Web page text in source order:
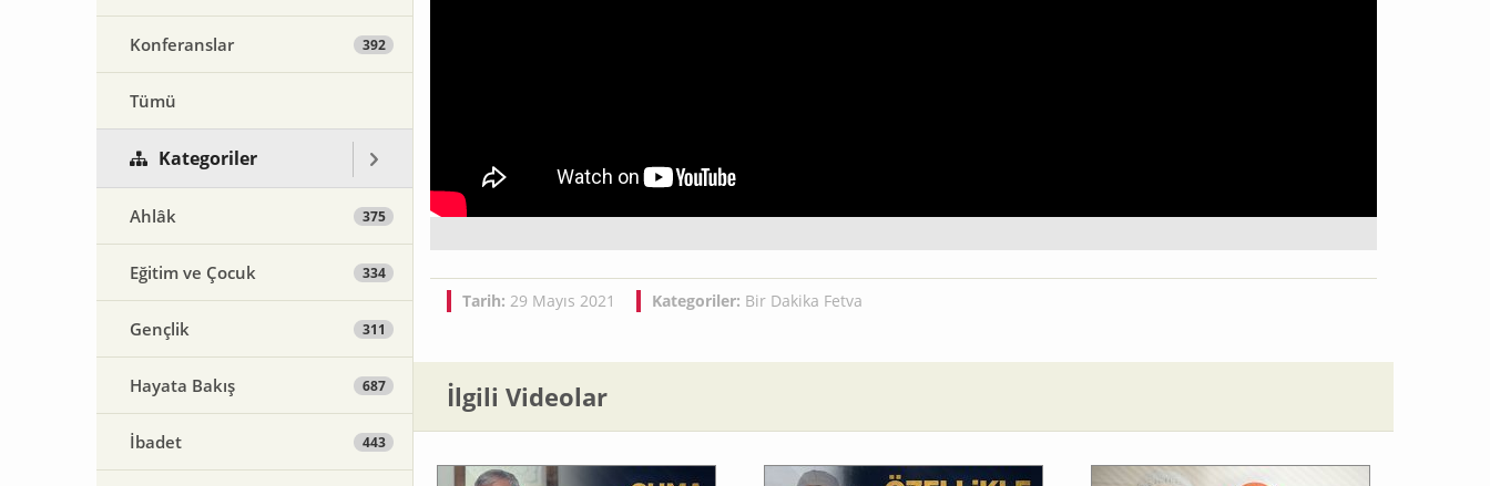
Konferanslar 392
Tümü
Kategoriler
Ahlâk 375
Eğitim ve Çocuk 334
Gençlik 311
Hayata Bakış 687
İbadet 443
Tarih: 29 Mayıs 2021 Kategoriler: Bir Dakika Fetva
İlgili Videolar